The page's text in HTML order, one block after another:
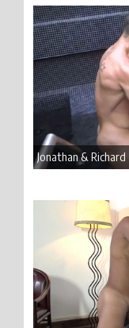
Jonathan & Richard